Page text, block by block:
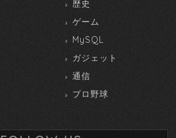
歴史
ゲーム
MySQL
ガジェット
通信
プロ野球